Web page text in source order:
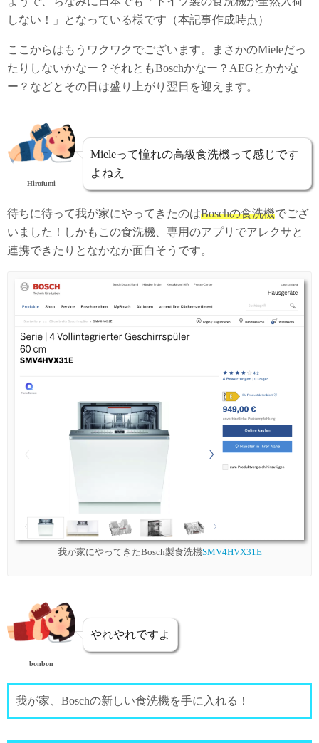
しない！」となっている様です（本記事作成時点）
ここからはもうワクワクでございます。まさかのMieleだっ
たりしないかなー？それともBoschかなー？AEGとかかな
ー？などとその日は盛り上がり翌日を迎えます。
Hirofumi
Mieleって憧れの高級食洗機って感じです
よねえ
待ちに待って我が家にやってきたのはBoschの食洗機でござ
いました！しかもこの食洗機、専用のアプリでアレクサと
連携できたりとなかなか面白そうです。
我が家にやってきたBosch製食洗機SMV4HVX31E
bonbon
やれやれですよ
我が家、Boschの新しい食洗機を手に入れる！